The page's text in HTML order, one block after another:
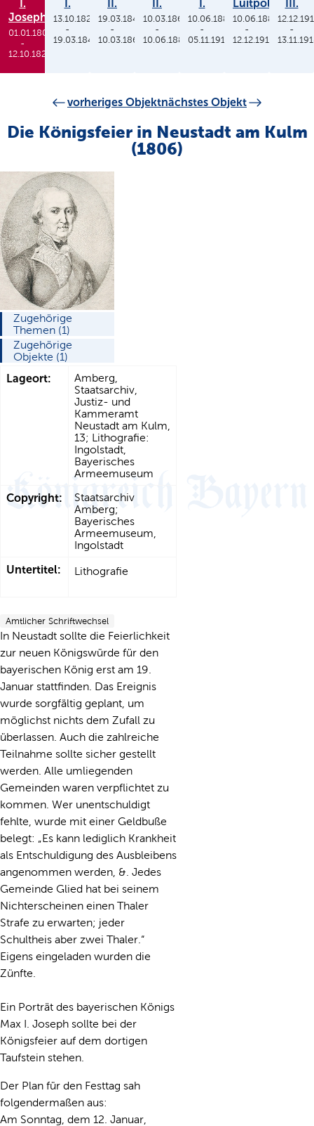
I.
Joseph
01.01.1806
-
12.10.1825
I.
13.10.1825
-
19.03.1848
II.
19.03.1848
-
10.03.1864
II.
10.03.1864
-
10.06.1886
I.
10.06.1886
-
05.11.1913
Luitpold
10.06.1886
-
12.12.1912
III.
-
vorheriges Objektnächstes Objekt
Die Königsfeier in Neustadt am Kulm
(1806)
Zugehörige
Themen (1)
Zugehörige
Objekte (1)
Lageort:
Amberg,
Staatsarchiv,
Justiz- und
Kammeramt
Neustadt am Kulm,
13; Lithografie:
Ingolstadt,
Bayerisches
Armeemuseum
Copyright:
Staatsarchiv
Amberg;
Bayerisches
Armeemuseum,
Ingolstadt
Untertitel: Lithografie
Amtlicher Schriftwechsel
In Neustadt sollte die Feierlichkeit
zur neuen Königswürde für den
bayerischen König erst am 19.
Januar stattfinden. Das Ereignis
wurde sorgfältig geplant, um
möglichst nichts dem Zufall zu
überlassen. Auch die zahlreiche
Teilnahme sollte sicher gestellt
werden. Alle umliegenden
Gemeinden waren verpflichtet zu
kommen. Wer unentschuldigt
fehlte, wurde mit einer Geldbuße
belegt: „Es kann lediglich Krankheit
als Entschuldigung des Ausbleibens
angenommen werden, &. Jedes
Gemeinde Glied hat bei seinem
Nichterscheinen einen Thaler
Strafe zu erwarten; jeder
Schultheis aber zwei Thaler.“
Eigens eingeladen wurden die
Zünfte.
Ein Porträt des bayerischen Königs
Max I. Joseph sollte bei der
Königsfeier auf dem dortigen
Taufstein stehen.
Der Plan für den Festtag sah
folgendermaßen aus:
Am Sonntag, dem 12. Januar,